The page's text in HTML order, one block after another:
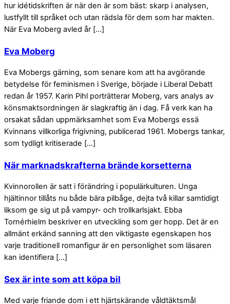
hur idétidskriften är när den är som bäst: skarp i analysen,
lustfyllt till språket och utan rädsla för dem som har makten.
När Eva Moberg avled år […]
Eva Moberg
Eva Mobergs gärning, som senare kom att ha avgörande
betydelse för feminismen i Sverige, började i Liberal Debatt
redan år 1957. Karin Pihl porträtterar Moberg, vars analys av
könsmaktsordningen är slagkraftig än i dag. Få verk kan ha
orsakat sådan uppmärksamhet som Eva Mobergs essä
Kvinnans villkorliga frigivning, publicerad 1961. Mobergs tankar,
som tydligt kritiserade […]
När marknadskrafterna brände korsetterna
Kvinnorollen är satt i förändring i populärkulturen. Unga
hjältinnor tillåts nu både bära pilbåge, dejta två killar samtidigt
liksom ge sig ut på vampyr- och trollkarlsjakt. Ebba
Tornérhielm beskriver en utveckling som ger hopp. Det är en
allmänt erkänd sanning att den viktigaste egenskapen hos
varje traditionell romanfigur är en personlighet som läsaren
kan identifiera […]
Sex är inte som att köpa bil
Med varje friande dom i ett hjärtskärande våldtäktsmål